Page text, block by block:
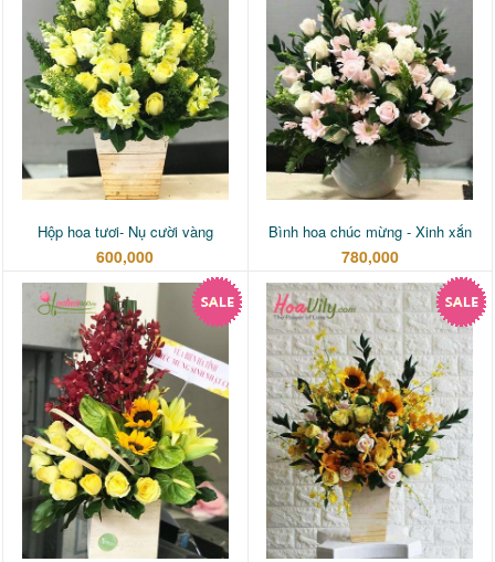
Hộp hoa tươi- Nụ cười vàng
600,000
Bình hoa chúc mừng - Xinh xắn
780,000